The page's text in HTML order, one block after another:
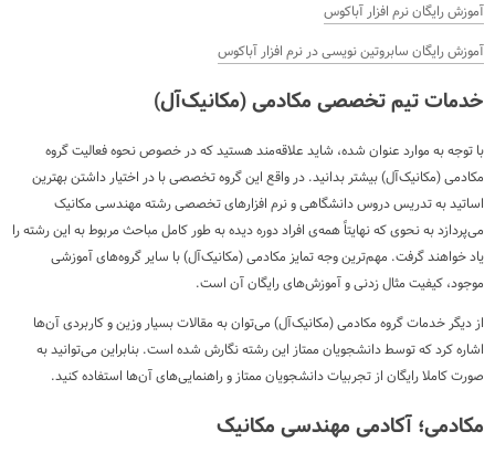
آموزش رایگان نرم افزار آباکوس
آموزش رایگان سابروتین نویسی در نرم افزار آباکوس
خدمات تیم تخصصی مکادمی (مکانیک‌آل)
با توجه به موارد عنوان شده، شاید علاقه‌مند هستید که در خصوص نحوه فعالیت گروه
مکادمی (مکانیک‌آل) بیشتر بدانید. در واقع این گروه تخصصی با در اختیار داشتن بهترین
اساتید به تدریس دروس دانشگاهی و نرم افزارهای تخصصی رشته مهندسی مکانیک
می‌پردازد به نحوی که نهایتاً همه‌ی افراد دوره دیده به طور کامل مباحث مربوط به این رشته را
یاد خواهند گرفت. مهم‌ترین وجه تمایز مکادمی (مکانیک‌آل) با سایر گروه‌های آموزشی
موجود، کیفیت مثال زدنی و آموزش‌های رایگان آن است.
از دیگر خدمات گروه مکادمی (مکانیک‌آل) می‌توان به مقالات بسیار وزین و کاربردی آن‌ها
اشاره کرد که توسط دانشجویان ممتاز این رشته نگارش شده است. بنابراین می‌توانید به
صورت کاملا رایگان از تجربیات دانشجویان ممتاز و راهنمایی‌های آن‌ها استفاده کنید.
مکادمی؛ آکادمی مهندسی مکانیک